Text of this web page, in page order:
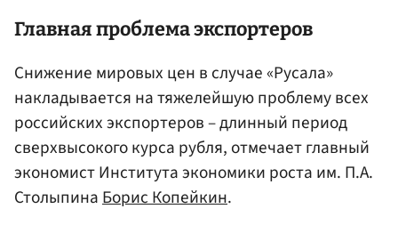
Главная проблема экспортеров
Снижение мировых цен в случае «Русала»
накладывается на тяжелейшую проблему всех
российских экспортеров – длинный период
сверхвысокого курса рубля, отмечает главный
экономист Института экономики роста им. П.А.
Столыпина Борис Копейкин.